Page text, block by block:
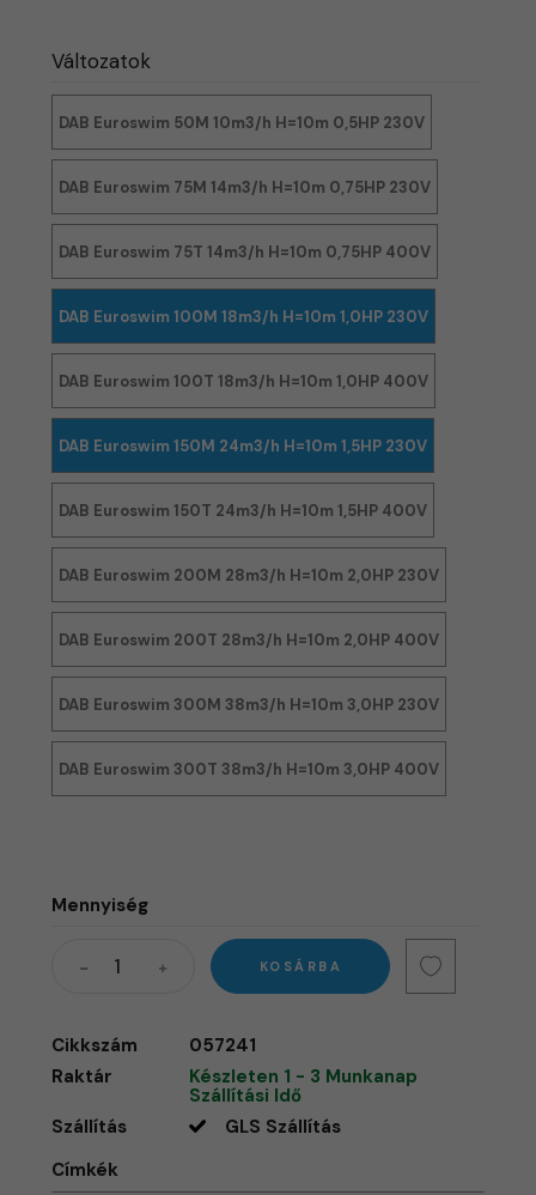
Változatok
DAB Euroswim 50M 10m3/h H=10m 0,5HP 230V
DAB Euroswim 75M 14m3/h H=10m 0,75HP 230V
DAB Euroswim 75T 14m3/h H=10m 0,75HP 400V
DAB Euroswim 100M 18m3/h H=10m 1,0HP 230V
DAB Euroswim 100T 18m3/h H=10m 1,0HP 400V
DAB Euroswim 150M 24m3/h H=10m 1,5HP 230V
DAB Euroswim 150T 24m3/h H=10m 1,5HP 400V
DAB Euroswim 200M 28m3/h H=10m 2,0HP 230V
DAB Euroswim 200T 28m3/h H=10m 2,0HP 400V
DAB Euroswim 300M 38m3/h H=10m 3,0HP 230V
DAB Euroswim 300T 38m3/h H=10m 3,0HP 400V
Mennyiség
KOSÁRBA
Cikkszám
057241
Raktár
Készleten 1 - 3 Munkanap
Szállítási Idő
Szállítás
GLS Szállítás
Címkék